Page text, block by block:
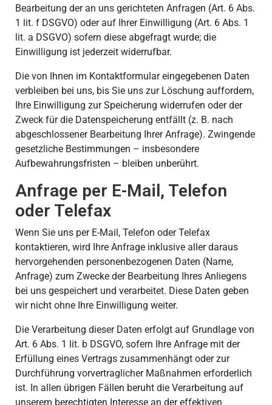
Bearbeitung der an uns gerichteten Anfragen (Art. 6 Abs.
1 lit. f DSGVO) oder auf Ihrer Einwilligung (Art. 6 Abs. 1
lit. a DSGVO) sofern diese abgefragt wurde; die
Einwilligung ist jederzeit widerrufbar.
Die von Ihnen im Kontaktformular eingegebenen Daten
verbleiben bei uns, bis Sie uns zur Löschung auffordern,
Ihre Einwilligung zur Speicherung widerrufen oder der
Zweck für die Datenspeicherung entfällt (z. B. nach
abgeschlossener Bearbeitung Ihrer Anfrage). Zwingende
gesetzliche Bestimmungen – insbesondere
Aufbewahrungsfristen – bleiben unberührt.
Anfrage per E-Mail, Telefon
oder Telefax
Wenn Sie uns per E-Mail, Telefon oder Telefax
kontaktieren, wird Ihre Anfrage inklusive aller daraus
hervorgehenden personenbezogenen Daten (Name,
Anfrage) zum Zwecke der Bearbeitung Ihres Anliegens
bei uns gespeichert und verarbeitet. Diese Daten geben
wir nicht ohne Ihre Einwilligung weiter.
Die Verarbeitung dieser Daten erfolgt auf Grundlage von
Art. 6 Abs. 1 lit. b DSGVO, sofern Ihre Anfrage mit der
Erfüllung eines Vertrags zusammenhängt oder zur
Durchführung vorvertraglicher Maßnahmen erforderlich
ist. In allen übrigen Fällen beruht die Verarbeitung auf
unserem berechtigten Interesse an der effektiven